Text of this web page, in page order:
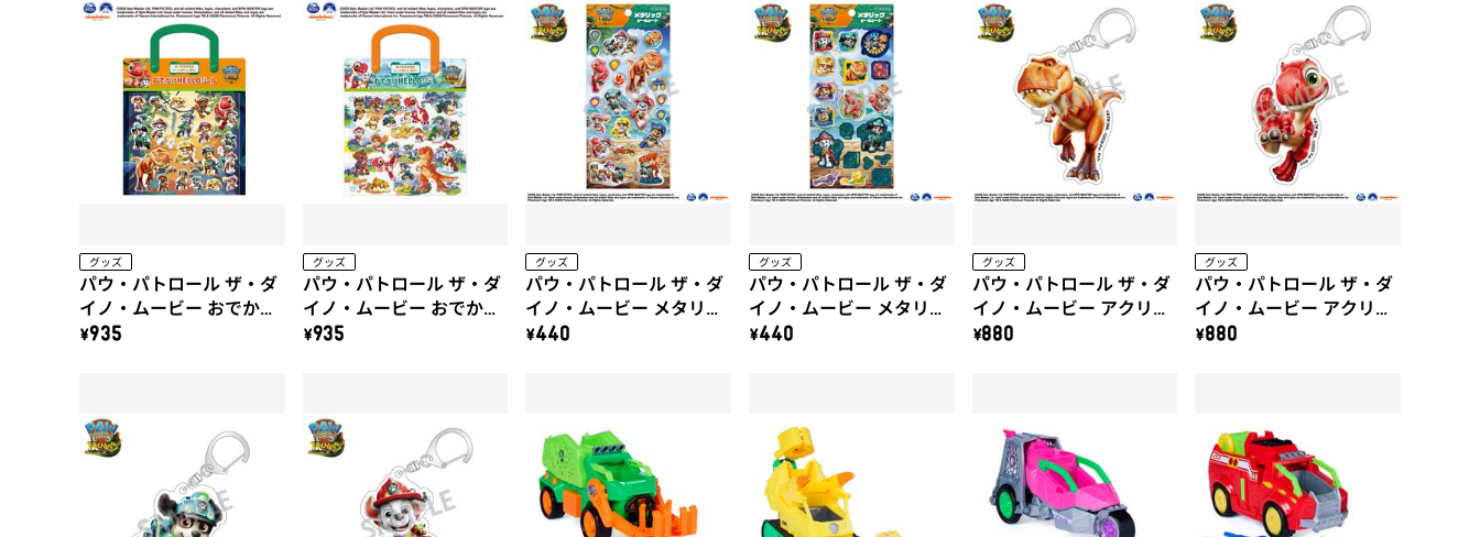
グッズ
パウ・パトロール ザ・ダ
イノ・ムービー おでかけ
HELLOシール（B）
\935
グッズ
パウ・パトロール ザ・ダ
イノ・ムービー おでかけ
HELLOシール（A）
\935
グッズ
パウ・パトロール ザ・ダ
イノ・ムービー メタリッ
クシールシート（B）
\440
グッズ
パウ・パトロール ザ・ダ
イノ・ムービー メタリッ
クシールシート（A）
\440
グッズ
パウ・パトロール ザ・ダ
イノ・ムービー アクリル
キーホルダー（ティミ
\880
グッズ
パウ・パトロール ザ・ダ
イノ・ムービー アクリル
キーホルダー（ルバー
\880